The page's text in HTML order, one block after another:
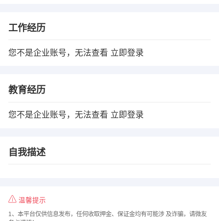
工作经历
您不是企业账号，无法查看 立即登录
教育经历
您不是企业账号，无法查看 立即登录
自我描述
温馨提示
1、本平台仅供信息发布，任何收取押金、保证金均有可能涉 及诈骗，请微友